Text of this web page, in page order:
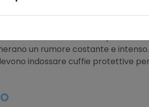
surriscaldamento, i sistemi di
vitale e aumentano la
un rumore costante e intenso.
indossare cuffie protettive